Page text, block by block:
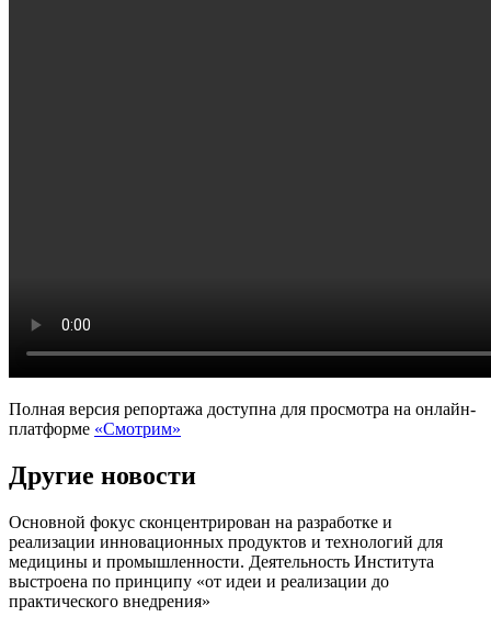
Полная версия репортажа доступна для просмотра на онлайн-
платформе «Смотрим»
Другие новости
Основной фокус сконцентрирован на разработке и
реализации инновационных продуктов и технологий для
медицины и промышленности. Деятельность Института
выстроена по принципу «от идеи и реализации до
практического внедрения»